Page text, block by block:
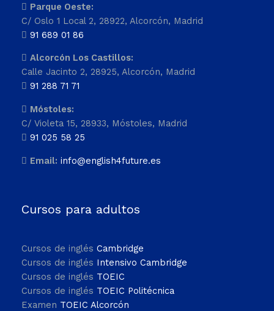
Parque Oeste:
C/ Oslo 1 Local 2, 28922, Alcorcón, Madrid
91 689 01 86
Alcorcón Los Castillos:
Calle Jacinto 2, 28925, Alcorcón, Madrid
91 288 71 71
Móstoles:
C/ Violeta 15, 28933, Móstoles, Madrid
91 025 58 25
Email: info@english4future.es
Cursos para adultos
Cursos de inglés Cambridge
Cursos de inglés Intensivo Cambridge
Cursos de inglés TOEIC
Cursos de inglés TOEIC Politécnica
Examen TOEIC Alcorcón